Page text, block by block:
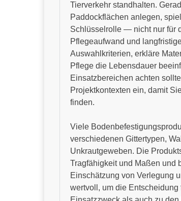
Tierverkehr standhalten.
Paddockflächen anlegen,
Schlüsselrolle — nicht nur für
Pflegeaufwand und
Auswahlkriterien, erkläre
Pflege die Lebensdauer
Einsatzbereichen achten
Projektkontexten ein, damit
finden.
Viele
verschiedenen Gittertypen,
Unkrautgeweben. Die
Tragfähigkeit und Maßen und
Einschätzung von Verlegung
wertvoll, um die